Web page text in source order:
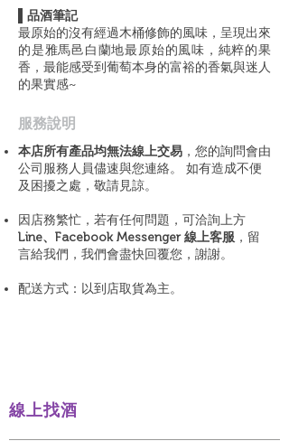
▌品酒筆記
最原始的沒有經過木桶修飾的風味，呈現出來
的是雅馬邑白蘭地最原始的風味，純粹的果
香，最能感受到葡萄本身的富裕的香氣與迷人
的果實感~
​服務說明
本店所有產品均無法線上交易 ，您的詢問會由
公司服務人員儘速與您連絡。 如有造成不便
及困擾之處，敬請見諒。
因店務繁忙，若有任何問題，可洽詢上方
Line、Facebook Messenger 線上客服 ，留
言給我們，我們會盡快回覆您，謝謝。
配送方式：以到店取貨為主。
線上找酒